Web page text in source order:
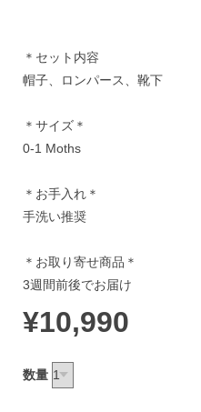
＊セット内容
帽子、ロンパース、靴下
＊サイズ＊
0-1 Moths
＊お手入れ＊
手洗い推奨
＊お取り寄せ商品＊
3週間前後でお届け
¥10,990
数量